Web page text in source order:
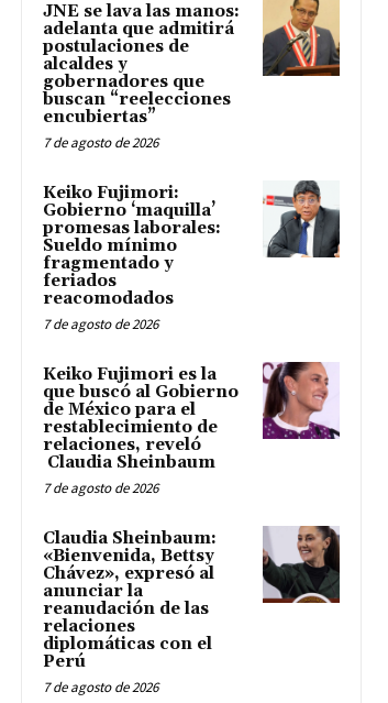
JNE se lava las manos:
adelanta que admitirá
postulaciones de
alcaldes y
gobernadores que
buscan “reelecciones
encubiertas”
7 de agosto de 2026
Keiko Fujimori:
Gobierno ‘maquilla’
promesas laborales:
Sueldo mínimo
fragmentado y
feriados
reacomodados
7 de agosto de 2026
Keiko Fujimori es la
que buscó al Gobierno
de México para el
restablecimiento de
relaciones, reveló
Claudia Sheinbaum
7 de agosto de 2026
Claudia Sheinbaum:
«Bienvenida, Bettsy
Chávez», expresó al
anunciar la
reanudación de las
relaciones
diplomáticas con el
Perú
7 de agosto de 2026